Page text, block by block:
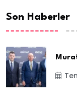
Son Haberler